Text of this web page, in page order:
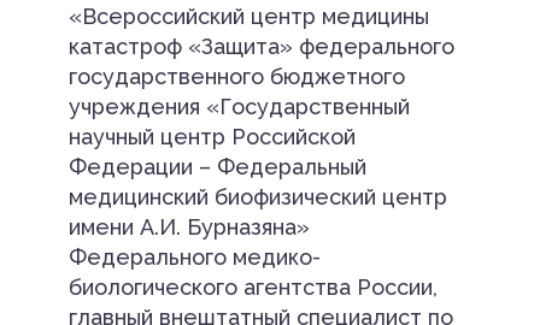
«Всероссийский центр медицины
катастроф «Защита» федерального
государственного бюджетного
учреждения «Государственный
научный центр Российской
Федерации – Федеральный
медицинский биофизический центр
имени А.И. Бурназяна»
Федерального медико-
биологического агентства России,
главный внештатный специалист по